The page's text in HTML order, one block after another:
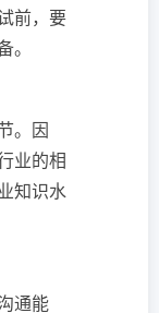
前，要
。
。因
业的相
知识水
通能